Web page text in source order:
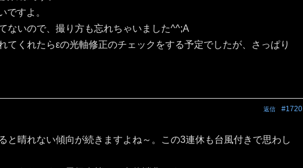
ですよ。
ないので、撮り方も忘れちゃいました^^;A
てくれたらεの光軸修正のチェックをする予定でしたが、さっぱり
#1720
返信
と晴れない傾向が続きますよね～。この3連休も台風付きで思わし